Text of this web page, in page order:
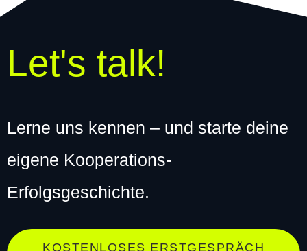
Let's talk!
Lerne uns kennen – und starte deine
eigene Kooperations-
Erfolgsgeschichte.
KOSTENLOSES ERSTGESPRÄCH